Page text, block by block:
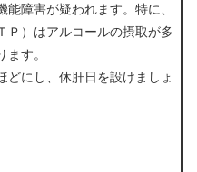
能障害が疑われます。特に、
Ｐ）はアルコールの摂取が多
ます。
どにし、休肝日を設けましょ